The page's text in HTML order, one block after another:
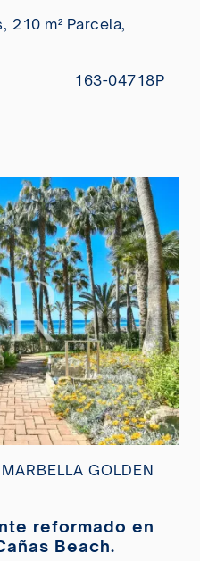
210 m² Parcela,
163-04718P
GOLDEN
reformado en
Beach.